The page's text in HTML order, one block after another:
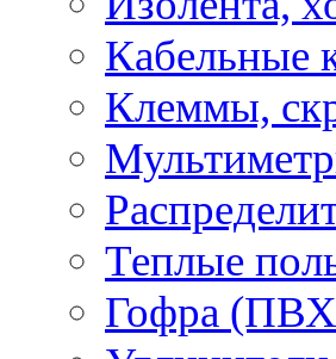
Кабельные
Клеммы,
Теплые
Гофра